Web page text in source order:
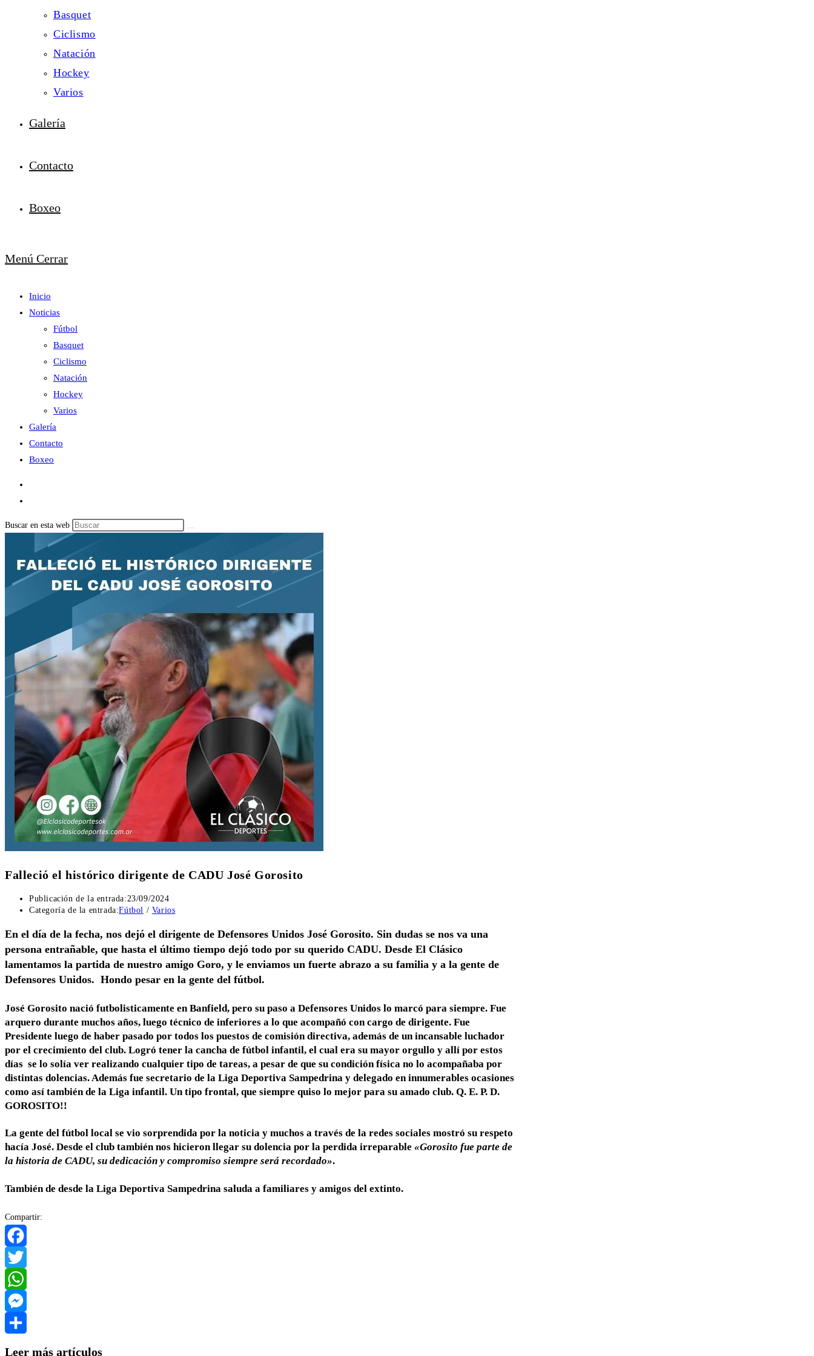
Basquet
Ciclismo
Natación
Hockey
Varios
Galería
Contacto
Boxeo
Menú Cerrar
Inicio
Noticias
Fútbol
Basquet
Ciclismo
Natación
Hockey
Varios
Galería
Contacto
Boxeo
Buscar en esta web
Falleció el histórico dirigente de CADU José Gorosito
Publicación de la entrada:23/09/2024
Categoría de la entrada:Fútbol / Varios
En el día de la fecha, nos dejó el dirigente de Defensores Unidos José Gorosito. Sin dudas se nos va una
persona entrañable, que hasta el último tiempo dejó todo por su querido CADU. Desde El Clásico
lamentamos la partida de nuestro amigo Goro, y le enviamos un fuerte abrazo a su familia y a la gente de
Defensores Unidos. Hondo pesar en la gente del fútbol.
José Gorosito nació futbolisticamente en Banfield, pero su paso a Defensores Unidos lo marcó para siempre. Fue
arquero durante muchos años, luego técnico de inferiores a lo que acompañó con cargo de dirigente. Fue
Presidente luego de haber pasado por todos los puestos de comisión directiva, además de un incansable luchador
por el crecimiento del club. Logró tener la cancha de fútbol infantil, el cual era su mayor orgullo y allí por estos
días se lo solía ver realizando cualquier tipo de tareas, a pesar de que su condición física no lo acompañaba por
distintas dolencias. Además fue secretario de la Liga Deportiva Sampedrina y delegado en innumerables ocasiones
como así también de la Liga infantil. Un tipo frontal, que siempre quiso lo mejor para su amado club. Q. E. P. D.
GOROSITO!!
La gente del fútbol local se vio sorprendida por la noticia y muchos a través de la redes sociales mostró su respeto
hacía José. Desde el club también nos hicieron llegar su dolencia por la perdida irreparable «Gorosito fue parte de
la historia de CADU, su dedicación y compromiso siempre será recordado».
También de desde la Liga Deportiva Sampedrina saluda a familiares y amigos del extinto.
Compartir:
Facebook
Twitter
WhatsApp
Messenger
Leer más artículos